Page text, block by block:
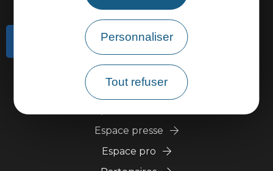
Personnaliser
Tout refuser
Contactez-nous
Actualités
Météo
Espace presse
Espace pro